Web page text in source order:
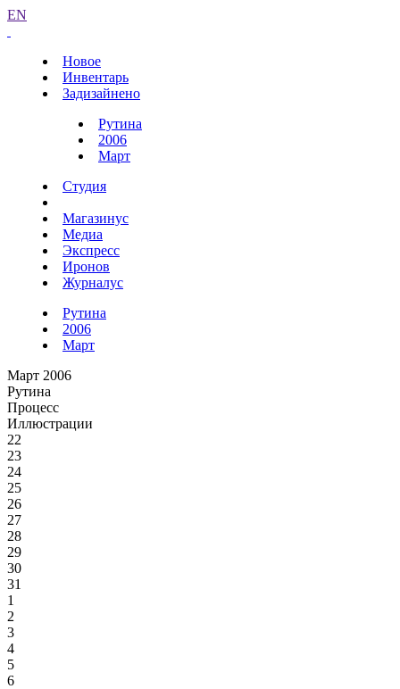
EN
Новое
Инвентарь
Задизайнено
Рутина
2006
Март
Студия
Магазинус
Медиа
Экспресс
Иронов
Журналус
Рутина
2006
Март
Март 2006
Рутина
Процесс
Иллюстрации
22
23
24
25
26
27
28
29
30
31
1
2
3
4
5
6